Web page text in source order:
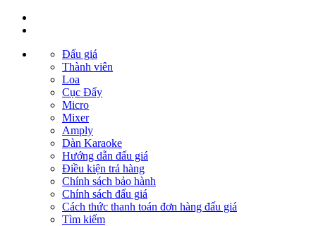
Đấu giá
Thành viên
Loa
Cục Đẩy
Micro
Mixer
Amply
Dàn Karaoke
Hướng dẫn đấu giá
Điều kiện trả hàng
Chính sách bảo hành
Chính sách đấu giá
Cách thức thanh toán đơn hàng đấu giá
Tìm kiếm